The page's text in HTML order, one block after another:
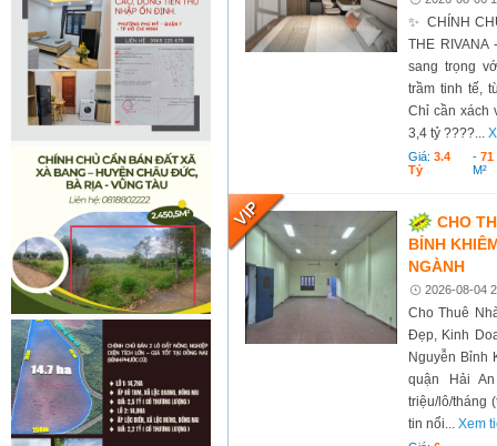
✨ CHÍNH
THE
sang trọng
trầm tinh tế,
Chỉ cần xách
3,4 tỷ ????...
Giá:3.4
Tỷ
-71
M²
CHO
BỈNH
NGÀNH
2026-08-04
Cho Thuê
Đẹp, Kinh
Nguyễn Bỉnh
quận Hải
triệu/lô/tháng
tin nổi...Xem